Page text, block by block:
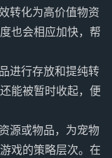
转化为高价值物资
也会相应加快，帮
进行存放和提纯转
能被暂时收起，便
源或物品，为宠物
戏的策略层次。在